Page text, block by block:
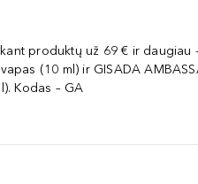
produktų už 69 € ir daugiau
(10 ml) ir GISADA
Kodas – GA